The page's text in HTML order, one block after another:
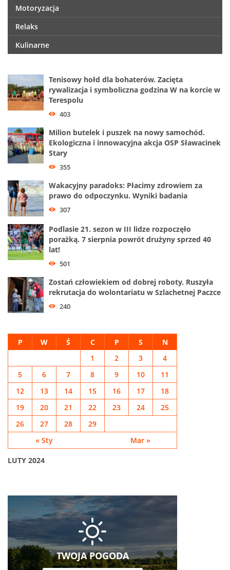
Motoryzacja
Relaks
Kulinarne
Tenisowy hołd dla bohaterów. Zacięta
rywalizacja i symboliczna godzina W na korcie w
Terespolu
403
Milion butelek i puszek na nowy samochód.
Ekologiczna i innowacyjna akcja OSP Sławacinek
Stary
355
Wakacyjny paradoks: Płacimy zdrowiem za
prawo do odpoczynku. Wyniki badania
307
Podlasie 21. sezon w III lidze rozpoczęło
porażką. 7 sierpnia powrót drużyny sprzed 40
lat!
501
Zostań człowiekiem od dobrej roboty. Ruszyła
rekrutacja do wolontariatu w Szlachetnej Paczce
240
LUTY 2024
P W Ś C P S N
« Sty Mar »
1 2 3
4
5
6 7 8 9 10
11
12
13 14 15 16 17
18
19
20 21 22 23 24
25
26
27 28 29
TWOJA POGODA